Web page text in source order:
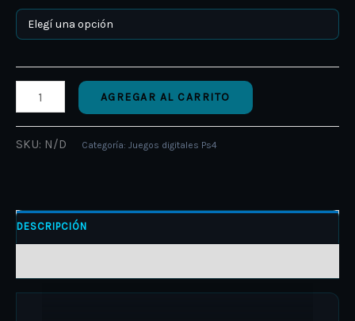
AGREGAR AL CARRITO
SKU: N/D Categoría: Juegos digitales Ps4
DESCRIPCIÓN